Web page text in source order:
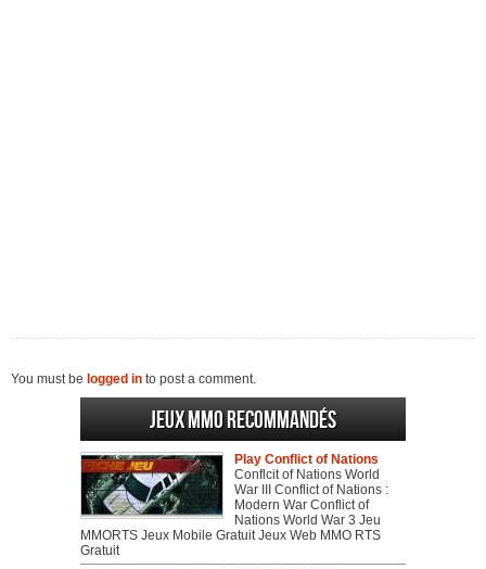
You must be logged in to post a comment.
Jeux MMO recommandés
Play Conflict of Nations
Conflcit of Nations World
War III Conflict of Nations :
Modern War Conflict of
Nations World War 3 Jeu
MMORTS Jeux Mobile Gratuit Jeux Web MMO RTS
Gratuit